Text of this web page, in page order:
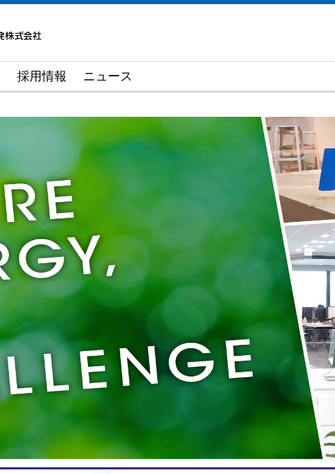
採用情報 ニュース